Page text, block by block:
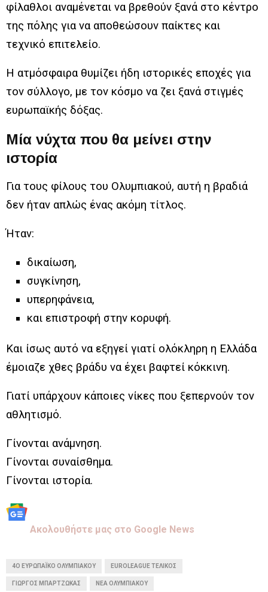
φίλαθλοι αναμένεται να βρεθούν ξανά στο κέντρο
της πόλης για να αποθεώσουν παίκτες και
τεχνικό επιτελείο.
Η ατμόσφαιρα θυμίζει ήδη ιστορικές εποχές για
τον σύλλογο, με τον κόσμο να ζει ξανά στιγμές
ευρωπαϊκής δόξας.
Μία νύχτα που θα μείνει στην
ιστορία
Για τους φίλους του Ολυμπιακού, αυτή η βραδιά
δεν ήταν απλώς ένας ακόμη τίτλος.
Ήταν:
δικαίωση,
συγκίνηση,
υπερηφάνεια,
και επιστροφή στην κορυφή.
Και ίσως αυτό να εξηγεί γιατί ολόκληρη η Ελλάδα
έμοιαζε χθες βράδυ να έχει βαφτεί κόκκινη.
Γιατί υπάρχουν κάποιες νίκες που ξεπερνούν τον
αθλητισμό.
Γίνονται ανάμνηση.
Γίνονται συναίσθημα.
Γίνονται ιστορία.
Aκολουθήστε μας στo Google News
4Ο ΕΥΡΩΠΑΪΚΌ ΟΛΥΜΠΙΑΚΟΎ EUROLEAGUE ΤΕΛΙΚΌΣ
ΓΙΏΡΓΟΣ ΜΠΑΡΤΖΏΚΑΣ ΝΈΑ ΟΛΥΜΠΙΑΚΟΎ